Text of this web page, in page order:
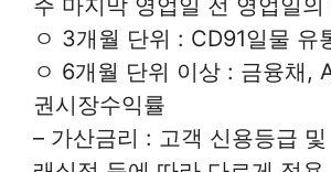
ㅇ 3개월 단위 : CD91일물 유
ㅇ 6개월 단위 이상 : 금융채,
권시장수익률
– 가산금리 : 고객 신용등급